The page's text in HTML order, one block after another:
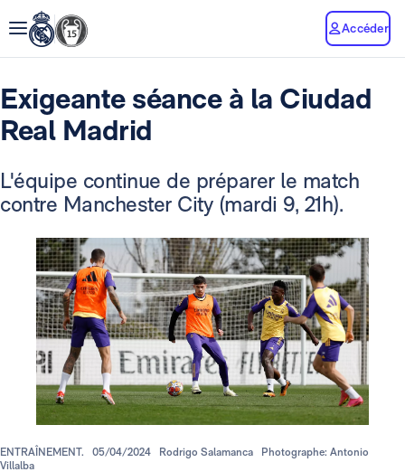
Accéder
Exigeante séance à la Ciudad
Real Madrid
L'équipe continue de préparer le match
contre Manchester City (mardi 9, 21h).
ENTRAÎNEMENT. 05/04/2024 Rodrigo Salamanca
Photographe: Antonio
Villalba